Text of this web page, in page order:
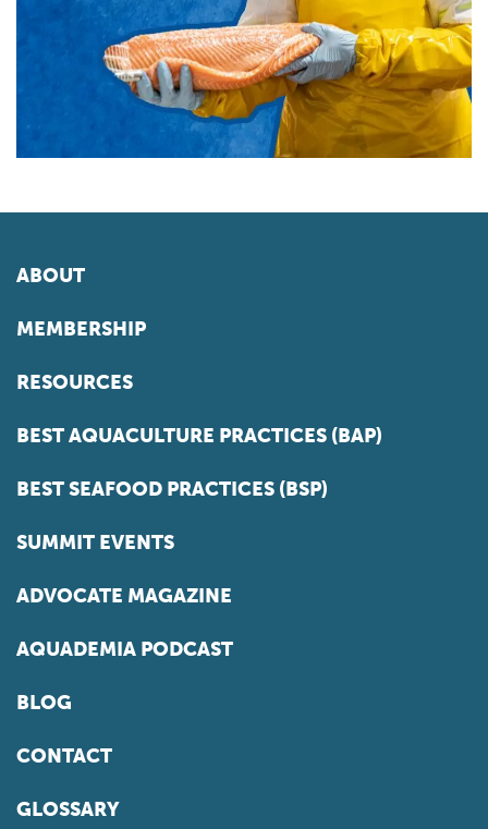
ABOUT
MEMBERSHIP
RESOURCES
BEST AQUACULTURE PRACTICES (BAP)
BEST SEAFOOD PRACTICES (BSP)
SUMMIT EVENTS
ADVOCATE MAGAZINE
AQUADEMIA PODCAST
BLOG
CONTACT
GLOSSARY